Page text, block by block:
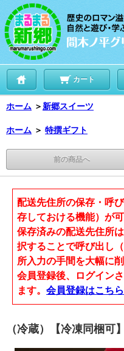
カート
ホーム ＞ 新郷スイーツ
ホーム ＞ 特撰ギフト
前の商品へ
配送先住所の保存・呼
存しておける機能）が
保存済みの配送先住所
択することで呼び出し
所入力の手間を大幅に削
会員登録後、ログイン
ます。 会員登録はこち
（冷蔵）【冷凍同梱可